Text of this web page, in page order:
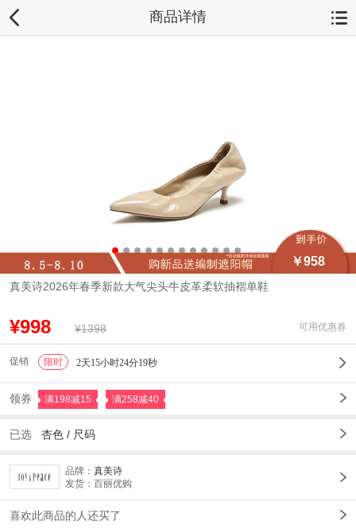
商品详情
￥958
真美诗2026年春季新款大气尖头牛皮革柔软抽褶单鞋
¥998 ¥1398 可用优惠券
促销 限时 2天15小时24分17秒
领券 满198减15 满258减40
已选 杏色 / 尺码
品牌： 真美诗
发货：百丽优购
喜欢此商品的人还买了